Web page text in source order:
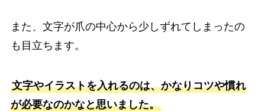
また、文字が爪の中心から少しずれてしまったの
も目立ちます。
文字やイラストを入れるのは、かなりコツや慣れ
が必要なのかなと思いました。